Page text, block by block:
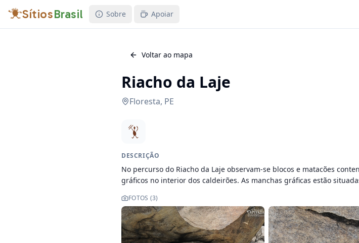
SítiosBrasil Sobre Apoiar
Voltar ao mapa
Riacho da Laje
Floresta, PE
DESCRIÇÃO
No percurso do Riacho da Laje observam-se blocos e matacões
gráficos no interior dos caldeirões. As manchas gráficas estão
FOTOS (3)